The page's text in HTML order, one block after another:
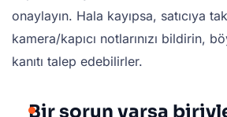
onaylayın. Hala kayıpsa, satıcıya
kamera/kapıcı notlarınızı bildirin,
kanıtı talep edebilirler.
Bir sorun varsa